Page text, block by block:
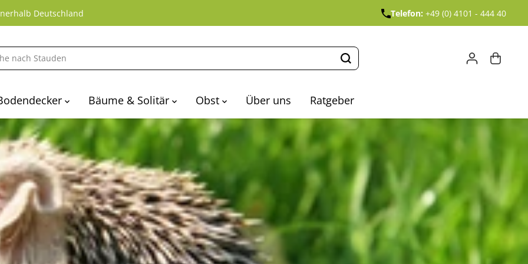
Deutschland Telefon: +49 (0) 4101 - 444 40
Bäume & Solitär Obst Über uns Ratgeber